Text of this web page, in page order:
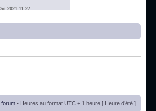
2021 11:27
2020 14:19
• Heures au format UTC + 1 heure [ Heure d’été ]